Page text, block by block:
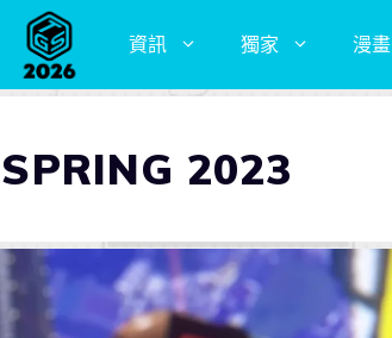
資訊 獨家 漫畫
2023